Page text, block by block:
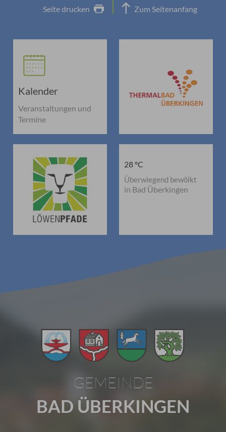
Seite drucken Zum Seitenanfang
Kalender
Veranstaltungen und
Termine
28 °C
Überwiegend bewölkt
in Bad Überkingen
GEMEINDE
BAD ÜBERKINGEN